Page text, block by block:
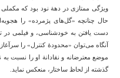
ویژگی ممتازی در دهة نود بود که
حال چنانچه «گل‌های پژمرده» را
دست یافتن به خودشناسی، و فیلمی در
آنگاه می‌توان «محدودۀ کنترل» را
موضع معترضانه و نقادانة او را نسبت
گذشته از لحاظ ساختار، منعکس نماید.